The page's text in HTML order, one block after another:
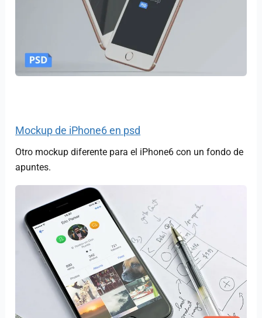
Mockup de iPhone6 en psd
Otro mockup diferente para el iPhone6 con un fondo de
apuntes.